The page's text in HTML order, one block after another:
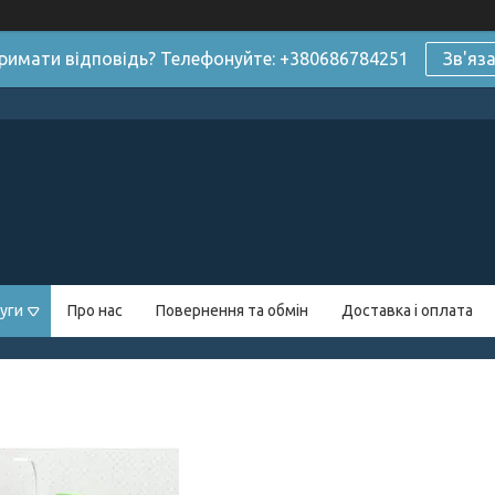
відповідь? Телефонуйте: +380686784251
Про нас Повернення та обмін Доставка і оплата